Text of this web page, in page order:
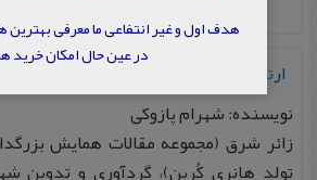
ارتباط تشیع، تصوف و ایران نزد هانری
نویسنده: شهرام پازوکی
زائر شرق (مجموعه مقالات همایش
تولد هانری کُربن)، گردآوری و تدوین
هدف اول و غیر انتفاعی ما معرفی بهترین
در عین حال امکان خرید